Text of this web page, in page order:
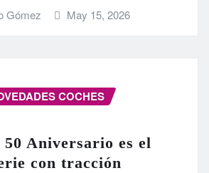
Gómez May 15, 2026
COCHES
Aniversario es el
con tracción